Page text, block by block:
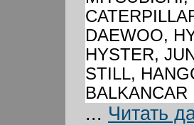
DAEWOO,
HYSTER,
STILL,
BALKANCAR
... Читать